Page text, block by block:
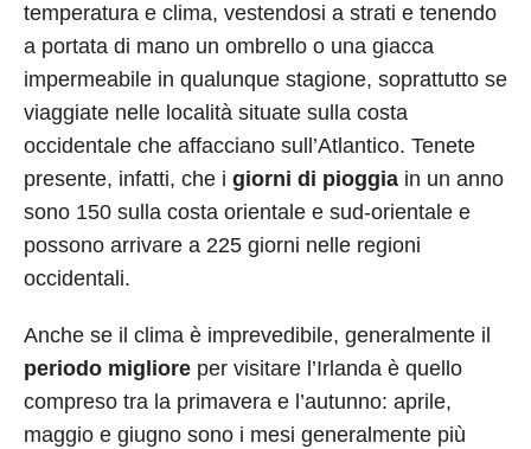
temperatura e clima, vestendosi a strati e tenendo
a portata di mano un ombrello o una giacca
impermeabile in qualunque stagione, soprattutto se
viaggiate nelle località situate sulla costa
occidentale che affacciano sull’Atlantico. Tenete
presente, infatti, che i giorni di pioggia in un anno
sono 150 sulla costa orientale e sud-orientale e
possono arrivare a 225 giorni nelle regioni
occidentali.
Anche se il clima è imprevedibile, generalmente il
periodo migliore per visitare l’Irlanda è quello
compreso tra la primavera e l’autunno: aprile,
maggio e giugno sono i mesi generalmente più